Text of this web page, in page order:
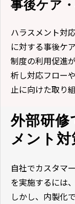
事後ケア
ハラスメント対
に対する事後ケ
制度の利用促進
析し対応フロー
止に向けた取り
外部研修
メント対
自社でカスタマ
を実施するには
しかし、内製化